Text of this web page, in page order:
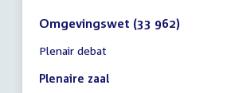
Omgevingswet (33 962)
vergadering
18:15
Plenair debat
Plenaire zaal